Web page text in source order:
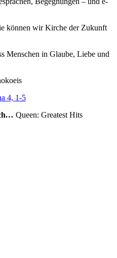
können wir Kirche der Zukunft
Menschen in Glaube, Liebe und
4, 1-5
… Queen: Greatest Hits